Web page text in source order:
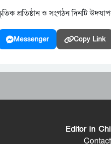
প্রতিষ্ঠান ও সংগঠন দিনটি
Messenger Copy Link
Editor in